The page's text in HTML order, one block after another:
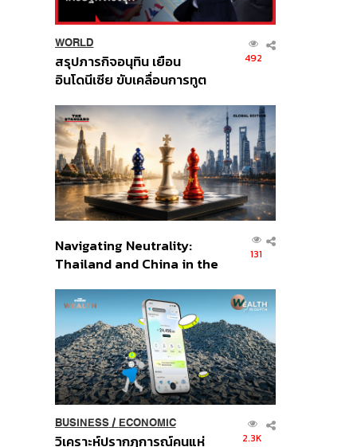
WORLD
สรุปภารกิจอนุทิน เยือน
อินโดนีเซีย ขับเคลื่อนการทูต
ส่วนยุทธศาสตร์ไทย –
อินโดนีเซีย
492
Navigating Neutrality:
Thailand and China in the
Order
131
BUSINESS/ ECONOMIC
วิเคราะห์ปรากฏการณ์คนแห่ 2.3K